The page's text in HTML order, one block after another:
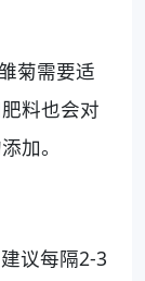
菊需要适
料也会对
加。
议每隔2-3